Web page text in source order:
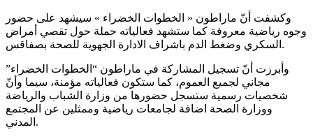
وكشفت أنّ ماراطون « الخطوات الخضراء » سيشهد على حضور
وجوه رياضية معروفة كما ستشهد فعالياته حملة حول تقصي أمراض
السكري وضغط الدم باشراف الادارة الجهوية للصحة بصفاقس.
وأبرزت أنّ تسجيل المشاركة في ماراطون “الخطوات الخضراء”
مجاني لجميع العموم، كما ستكون فعالياته مؤمنة، سيما وأنّ
شخصيات رسمية ستسجل حضورها من وزارة الشباب والرياضة
ووزارة الصحة اضافة لجامعات رياضية وممثلين عن المجتمع
المدني.